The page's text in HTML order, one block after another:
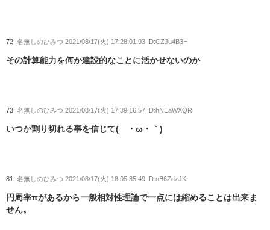
72: 名無しのひみつ 2021/08/17(火) 17:28:01.93 ID:CZJu4B3H
その計算能力を何か建設的なことに活かせないのか
73: 名無しのひみつ 2021/08/17(火) 17:39:16.57 ID:hNEaWXQR
いつか割り切れる事を信じて(´・ω・｀)
81: 名無しのひみつ 2021/08/17(火) 18:05:35.49 ID:nB6ZdzJK
円周率πがあるから一般相対性理論で一点には縮めることは出来ま
せん。